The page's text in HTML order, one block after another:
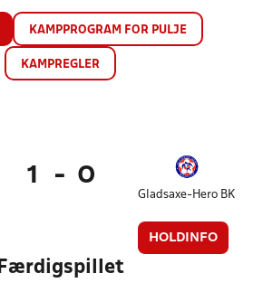
KAMPPROGRAM FOR PULJE
KAMPREGLER
1 - 0
Gladsaxe-Hero BK
HOLDINFO
Færdigspillet